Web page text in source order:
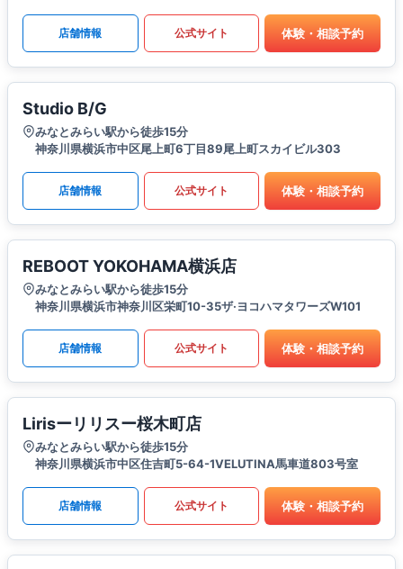
店舗情報 公式サイト 体験・相談予約
Studio B/G
みなとみらい駅から徒歩15分
神奈川県横浜市中区尾上町6丁目89尾上町スカイビル303
店舗情報 公式サイト 体験・相談予約
REBOOT YOKOHAMA横浜店
みなとみらい駅から徒歩15分
神奈川県横浜市神奈川区栄町10-35ザ·ヨコハマタワーズW101
店舗情報 公式サイト 体験・相談予約
Lirisーリリスー桜木町店
みなとみらい駅から徒歩15分
神奈川県横浜市中区住吉町5-64-1VELUTINA馬車道803号室
店舗情報 公式サイト 体験・相談予約